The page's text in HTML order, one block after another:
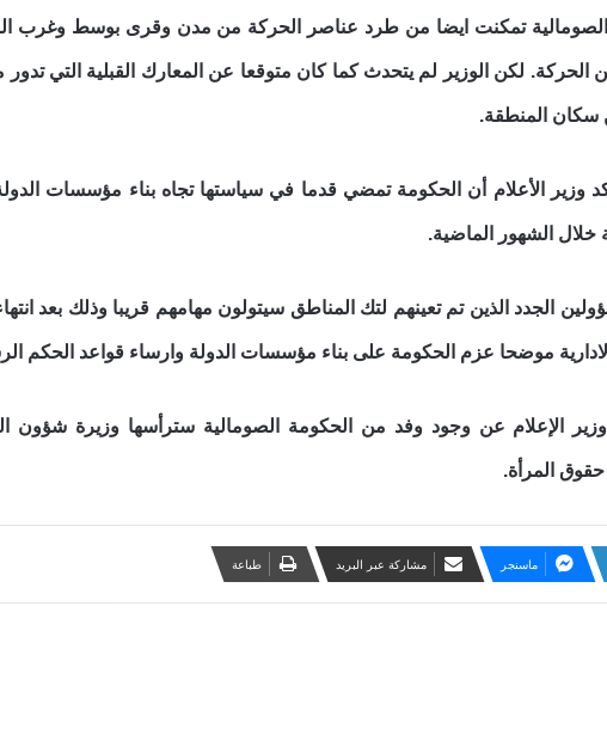
تمكنت ايضا من طرد عناصر الحركة من مدن وقرى بوسط وغرب
لكن الوزير لم يتحدث كما كان متوقعا عن المعارك القبلية التي
سكان المنطقة.
وزير الأعلام أن الحكومة تمضي قدما في سياستها تجاه بناء مؤسسات
خلال الشهور الماضية.
الجدد الذين تم تعينهم لتك المناطق سيتولون مهامهم قريبا وذلك بعد
موضحا عزم الحكومة على بناء مؤسسات الدولة وارساء قواعد الحكم
عن وجود وفد من الحكومة الصومالية سترأسها وزيرة شؤون
المرأة.
ماسنجر مشاركة عبر البريد طباعة